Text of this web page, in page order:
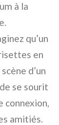
à la
qu’un
en
d’un
se sourit
connexion,
amitiés.